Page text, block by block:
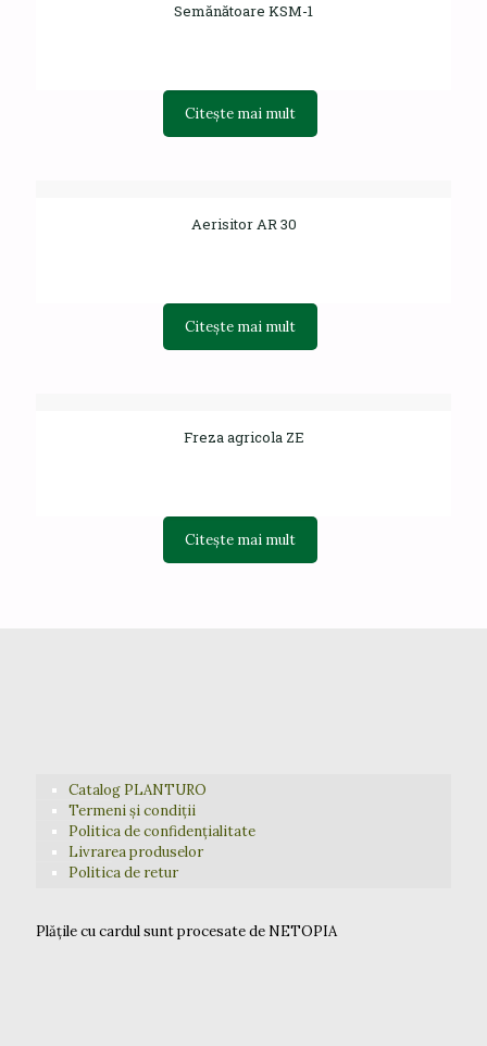
Semănătoare KSM-1
Citește mai mult
Aerisitor AR 30
Citește mai mult
Freza agricola ZE
Citește mai mult
Catalog PLANTURO
Termeni și condiții
Politica de confidențialitate
Livrarea produselor
Politica de retur
Plățile cu cardul sunt procesate de NETOPIA